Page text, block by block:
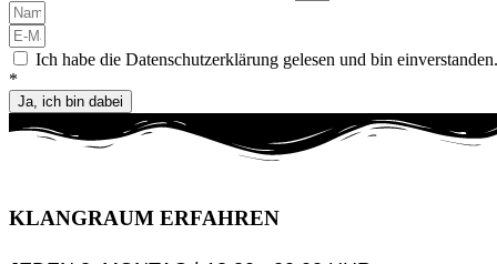
Ich habe die Datenschutzerklärung gelesen und bin einverstanden.
*
Ja, ich bin dabei
KLANGRAUM ERFAHREN